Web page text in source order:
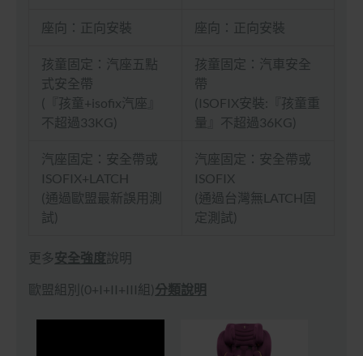
座向：正向安裝 座向：正向安裝
孩童固定：汽座五點
式安全帶
(『孩童+isofix汽座』
不超過33KG)
孩童固定：汽車安全
帶
(ISOFIX安裝:『孩童重
量』不超過36KG)
汽座固定：安全帶或
ISOFIX+LATCH
(通過歐盟最新誤用測
試)
汽座固定：安全帶或
ISOFIX
(通過台灣無LATCH固
定測試)
更多安全強度說明
歐盟組別(0+I+II+III組)分類說明